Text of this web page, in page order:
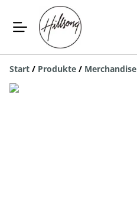
Start / Produkte / Merchandise